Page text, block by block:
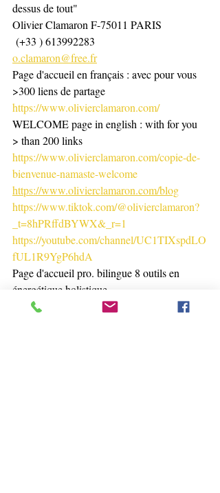
dessus de tout"
Olivier Clamaron F-75011 PARIS
(+33 ) 613992283
o.clamaron@free.fr
Page d'accueil en français : avec pour vous
>300 liens de partage
https://www.olivierclamaron.com/
WELCOME page in english : with for you
> than 200 links
https://www.olivierclamaron.com/copie-de-
bienvenue-namaste-welcome
https://www.olivierclamaron.com/blog
https://www.tiktok.com/@olivierclamaron?
_t=8hPRffdBYWX&_r=1
https://youtube.com/channel/UC1TIXspdLO
fUL1R9YgP6hdA
Page d'accueil pro. bilingue 8 outils en
énergétique holistique
https://www.olivierclamaron.com/bien-etre-